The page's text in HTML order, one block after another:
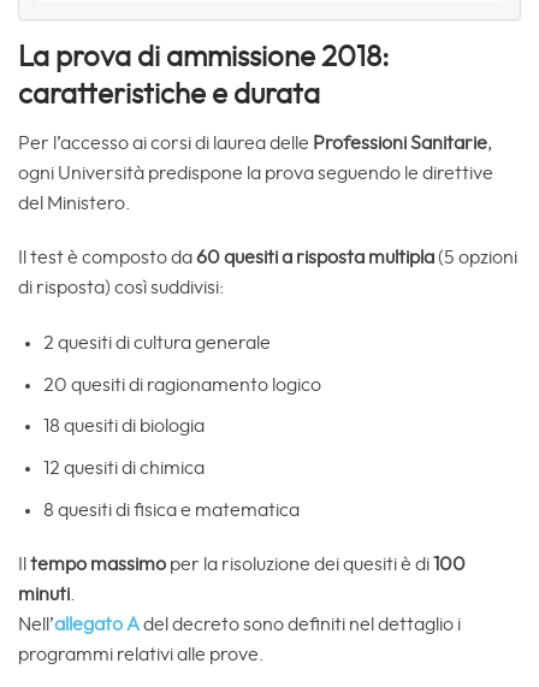
La prova di ammissione 2018:
caratteristiche e durata
Per l’accesso ai corsi di laurea delle Professioni Sanitarie,
ogni Università predispone la prova seguendo le direttive
del Ministero.
Il test è composto da60 quesiti a risposta multipla(5 opzioni
di risposta) così suddivisi:
2 quesiti di cultura generale
20 quesiti di ragionamento logico
18 quesiti di biologia
12 quesiti di chimica
8 quesiti di fisica e matematica
tempo massimo per la risoluzione dei quesiti è di100
minuti.
Nell’allegato Adel decreto sono definiti nel dettaglio i
programmi relativi alle prove.